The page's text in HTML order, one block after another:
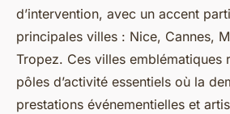
d’intervention, avec un accent
principales villes : Nice, Cannes,
Tropez. Ces villes emblématiques
pôles d’activité essentiels où la
prestations événementielles et